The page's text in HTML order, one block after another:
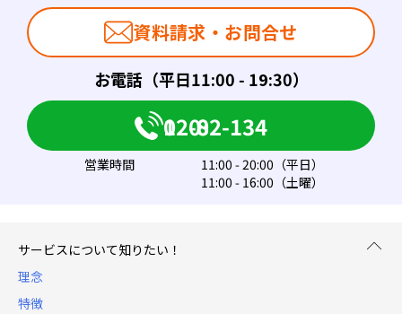
お電話（平日11:00 - 19:30）
0120-082-134
営業時間
11:00 - 20:00（平日）
11:00 - 16:00（土曜）
資料請求・お問合せ
サービスについて知りたい！
理念
特徴